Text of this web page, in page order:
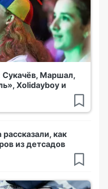
Маршал,
Xolidayboy и
как
из детсадов